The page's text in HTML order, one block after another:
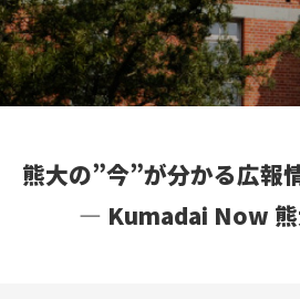
熊大の”今”が分かる広報
― Kumadai Now 熊